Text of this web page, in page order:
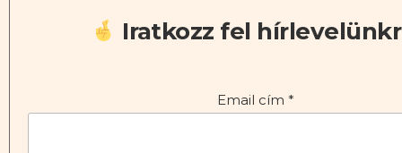
Iratkozz fel
Email cím *